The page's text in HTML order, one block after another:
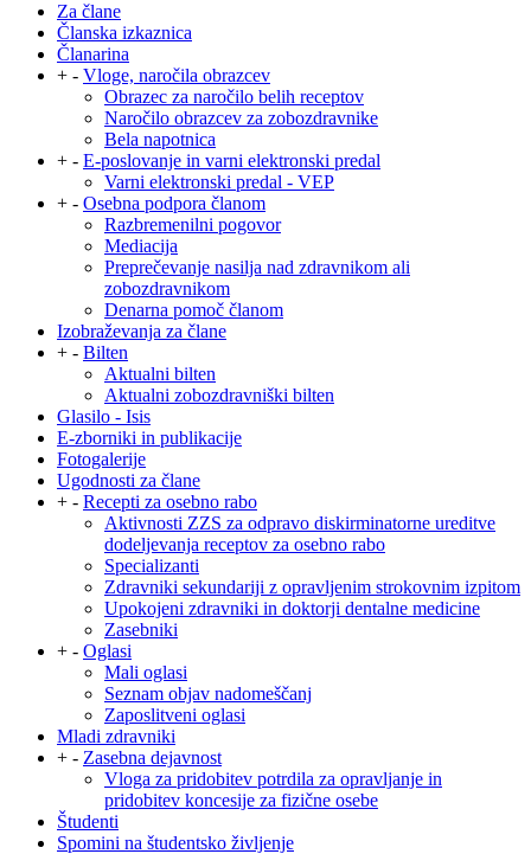
Za člane
Članska izkaznica
Članarina
+ - Vloge, naročila obrazcev
Obrazec za naročilo belih receptov
Naročilo obrazcev za zobozdravnike
Bela napotnica
+ - E-poslovanje in varni elektronski predal
Varni elektronski predal - VEP
+ - Osebna podpora članom
Razbremenilni pogovor
Mediacija
Preprečevanje nasilja nad zdravnikom ali
zobozdravnikom
Denarna pomoč članom
Izobraževanja za člane
+ - Bilten
Aktualni bilten
Aktualni zobozdravniški bilten
Glasilo - Isis
E-zborniki in publikacije
Fotogalerije
Ugodnosti za člane
+ - Recepti za osebno rabo
Aktivnosti ZZS za odpravo diskirminatorne ureditve
dodeljevanja receptov za osebno rabo
Specializanti
Zdravniki sekundariji z opravljenim strokovnim izpitom
Upokojeni zdravniki in doktorji dentalne medicine
Zasebniki
+ - Oglasi
Mali oglasi
Seznam objav nadomeščanj
Zaposlitveni oglasi
Mladi zdravniki
+ - Zasebna dejavnost
Vloga za pridobitev potrdila za opravljanje in
pridobitev koncesije za fizične osebe
Študenti
Spomini na študentsko življenje